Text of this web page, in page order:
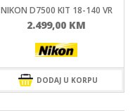
NIKON D7500 KIT 18-140 VR
2.499,00 KM
DODAJ U KORPU